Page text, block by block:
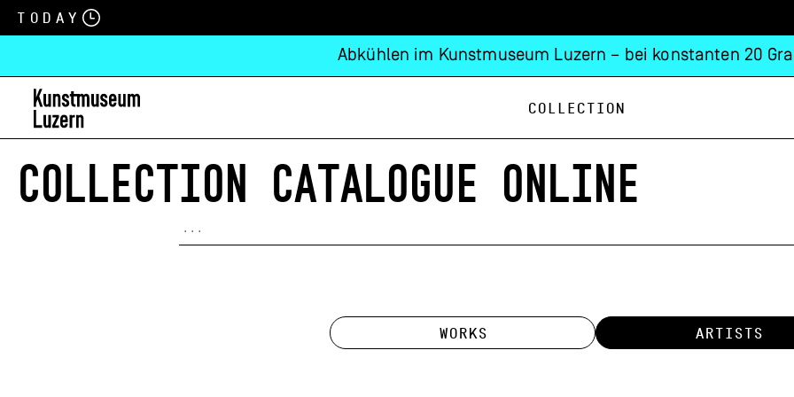
Today
Abkühlen im Kunstmuseum Luzern – bei konstanten 20
Collection
COLLECTION CATALOGUE ONLINE
WORKS ARTISTS